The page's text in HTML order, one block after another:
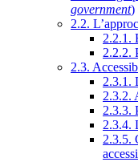
government)
2.2.
2.2.1.
2.2.2.
2.3.
2.3.1.
2.3.2.
2.3.3.
2.3.4.
2.3.5.